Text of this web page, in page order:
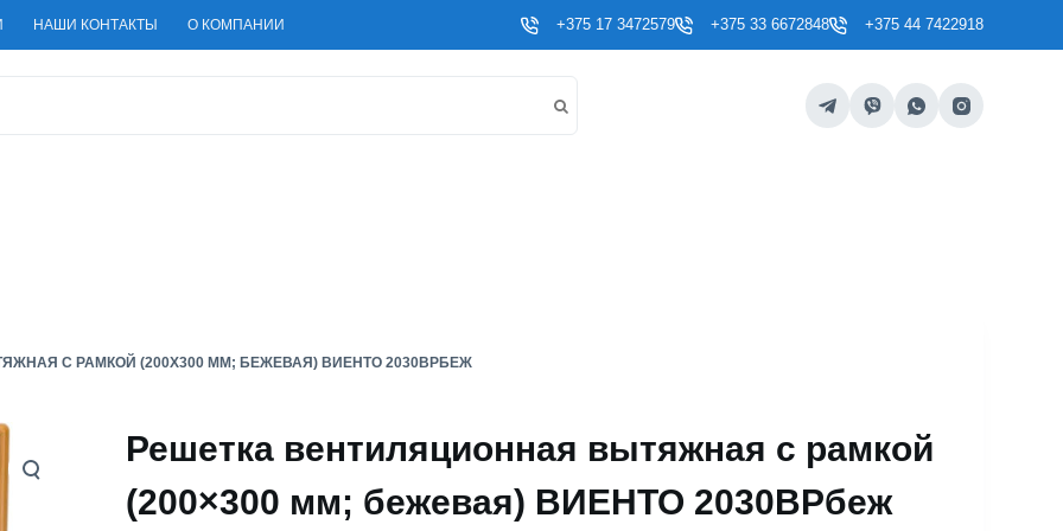
НАШИ КОНТАКТЫ О КОМПАНИИ +375 17 3472579 +375 33 6672848 +375 44 7422918
С РАМКОЙ (200X300 ММ; БЕЖЕВАЯ) ВИЕНТО 2030ВРБЕЖ
Решетка вентиляционная вытяжная с рамкой
(200×300 мм; бежевая) ВИЕНТО 2030ВРбеж